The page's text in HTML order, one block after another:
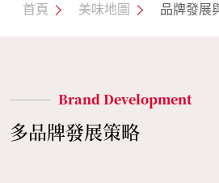
首頁 美味地圖 品牌發展
Brand Development
多品牌發展策略